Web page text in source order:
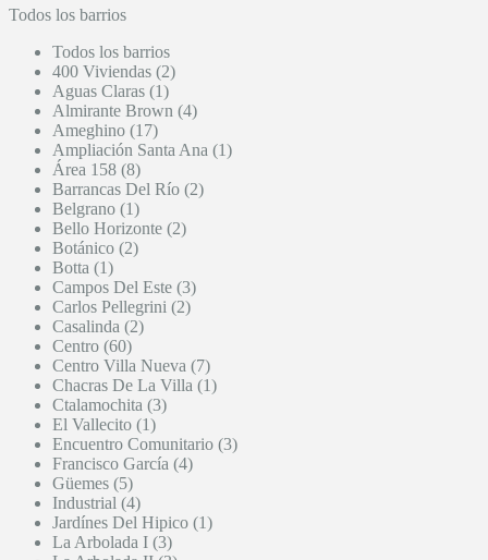
Todos los barrios
Todos los barrios
400 Viviendas (2)
Aguas Claras (1)
Almirante Brown (4)
Ameghino (17)
Ampliación Santa Ana (1)
Área 158 (8)
Barrancas Del Río (2)
Belgrano (1)
Bello Horizonte (2)
Botánico (2)
Botta (1)
Campos Del Este (3)
Carlos Pellegrini (2)
Casalinda (2)
Centro (60)
Centro Villa Nueva (7)
Chacras De La Villa (1)
Ctalamochita (3)
El Vallecito (1)
Encuentro Comunitario (3)
Francisco García (4)
Güemes (5)
Industrial (4)
Jardínes Del Hipico (1)
La Arbolada I (3)